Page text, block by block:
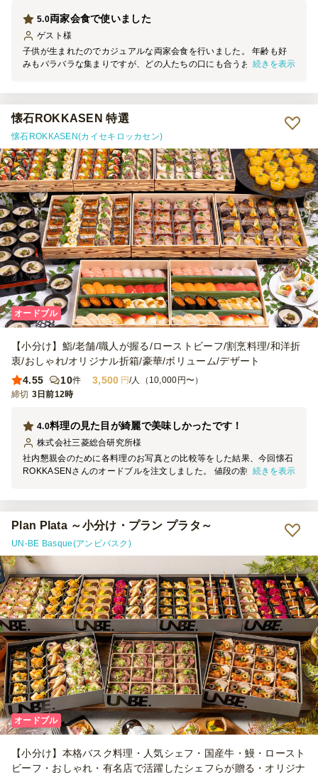
両家会食で使いました
5.0
ゲスト 様
子供が生まれたのでカジュアルな両家会食を行いました。 年齢も好
みもバラバラな集まりですが、どの人たちの口にも合うお料理がたく
非常に満足でした。 リピしたいと思えるお店です！
続きを表示
懐石ROKKASEN 特選
懐石ROKKASEN(カイセキロッカセン)
オードブル
【小分け】鮨/老舗/職人が握る/ローストビーフ/割烹料理/和洋折
衷/おしゃれ/オリジナル折箱/豪華/ボリューム/デザート
4.55
10件 3,500 円/人（10,000円〜）
締切 3日前12時
料理の見た目が綺麗で美味しかったです！
4.0
株式会社三菱総合研究所様
社内懇親会のために各料理のお写真との比較等をした結果、今回懐石
ROKKASENさんのオードブルを注文しました。 値段の割には料理の
続きを表示
Plan Plata ～小分け・プラン プラタ～
UN-BE Basque(アンビバスク)
オードブル
【小分け】本格バスク料理・人気シェフ・国産牛・鰻・ロースト
ビーフ・おしゃれ・有名店で活躍したシェフらが贈る・オリジナ